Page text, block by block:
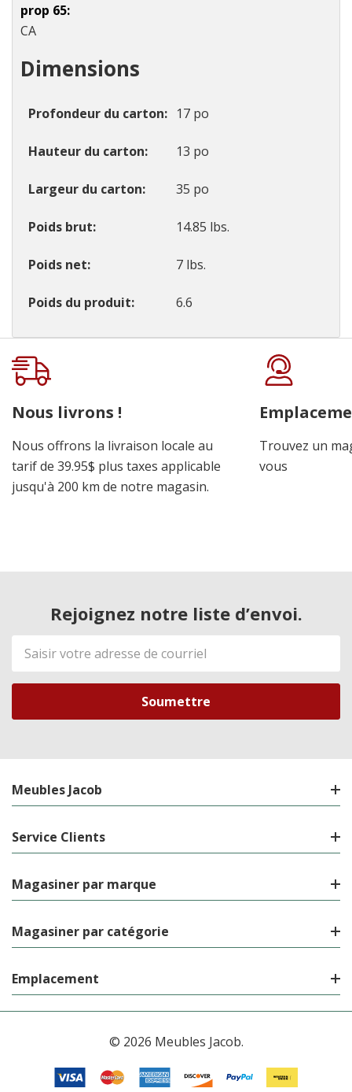
prop 65
CA
Dimensions
Profondeur du carton 17 po
Hauteur du carton 13 po
Largeur du carton 35 po
Poids brut 14.85 lbs.
Poids net 7 lbs.
Poids du produit 6.6
Onglet
personnalisé
Nous livrons !
Nous offrons la livraison locale au
tarif de 39.95$ plus taxes applicable
jusqu'à 200 km de notre magasin.
Trouvez un
vous
Rejoignez notre liste d’envoi.
Adresse
de
courriel
Meubles Jacob
Service Clients
Magasiner par marque
Magasiner par catégorie
Emplacement
© 2026 Meubles Jacob.